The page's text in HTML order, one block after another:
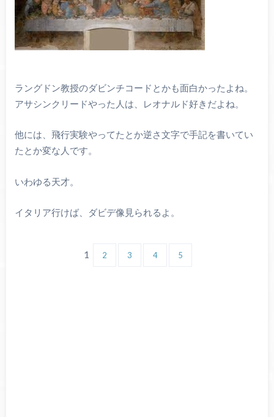
ラングドン教授のダビンチコードとかも面白かったよね。
アサシンクリードやった人は、レオナルド好きだよね。
他には、飛行実験やってたとか逆さ文字で手記を書いてい
たとか変な人です。
いわゆる天才。
イタリア行けば、ダビデ像見られるよ。
1 2 3 4 5